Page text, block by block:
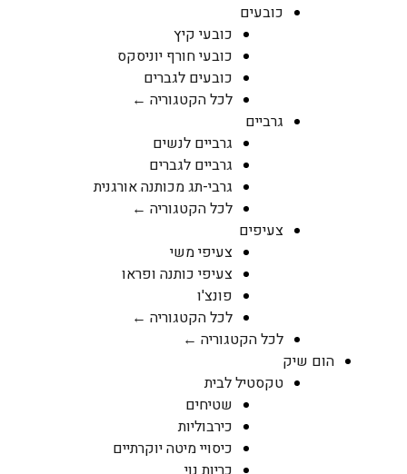
כובעים
כובעי קיץ
כובעי חורף יוניסקס
כובעים לגברים
לכל הקטגוריה ←
גרביים
גרביים לנשים
גרביים לגברים
גרבי-תג מכותנה אורגנית
לכל הקטגוריה ←
צעיפים
צעיפי משי
צעיפי כותנה ופראו
פונצ'ו
לכל הקטגוריה ←
לכל הקטגוריה ←
הום שיק
טקסטיל לבית
שטיחים
כירבוליות
כיסויי מיטה יוקרתיים